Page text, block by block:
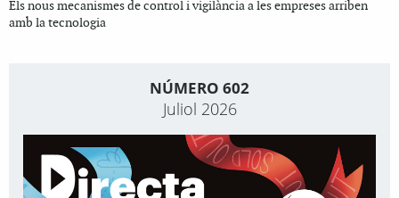
Els nous mecanismes de control i vigilància a les empreses arriben
amb la tecnologia
NÚMERO 602
Juliol 2026